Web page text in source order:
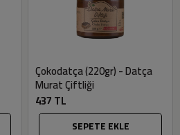
Çokodatça (220gr) - Datça
Murat Çiftliği
437 TL
SEPETE EKLE